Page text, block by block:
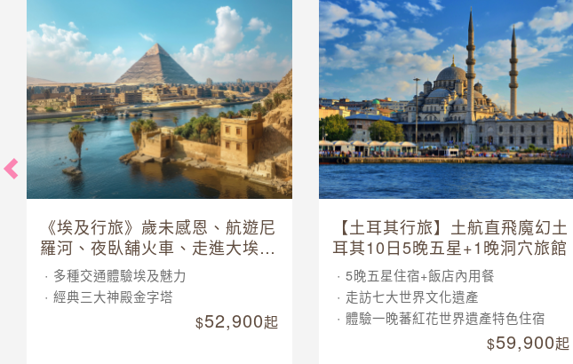
《埃及行旅》歲未感恩、航遊尼
羅河、夜臥舖火車、走進大埃及
博物館 10 日
多種交通體驗埃及魅力
經典三大神殿金字塔
52,900起
【土耳其行旅】土航直飛魔幻土
耳其10日5晚五星+1晚洞穴旅館
5晚五星住宿+飯店內用餐
走訪七大世界文化遺產
體驗一晚蕃紅花世界遺產特色住宿
59,900起